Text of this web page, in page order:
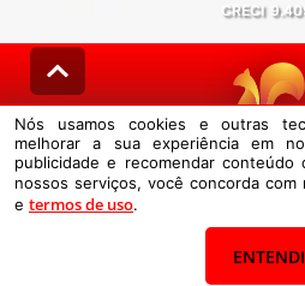
CRECI
© DESENVOLVIDO
Nós usamos cookies e outras
sua experiência em nossos serviços,
Nós usamos cookies e outras
melhorar a sua experiência em
publicidade e recomendar
nossos serviços, você concorda com
e termos de uso.
ENTENDI